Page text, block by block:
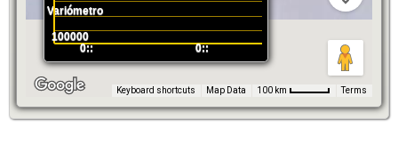
Keyboard shortcuts Map Data 100 km Terms
Variómetro
100000
0::
0::